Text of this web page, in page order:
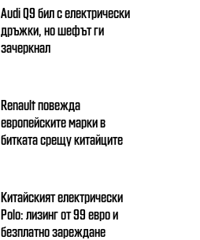
Audi Q9 бил с електрически
дръжки, но шефът ги
зачеркнал
Renault повежда
европейските марки в
битката срещу китайците
Китайският електрически
Polo: лизинг от 99 евро и
безплатно зареждане